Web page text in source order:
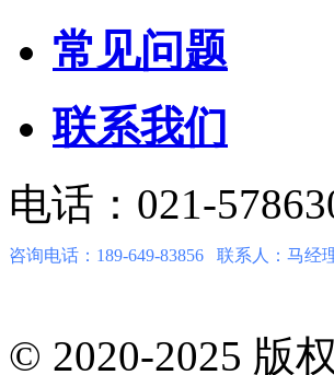
常见问题
联系我们
电话：021-
咨询电话：189-649-83856 联系人：马
© 2020-2025 版